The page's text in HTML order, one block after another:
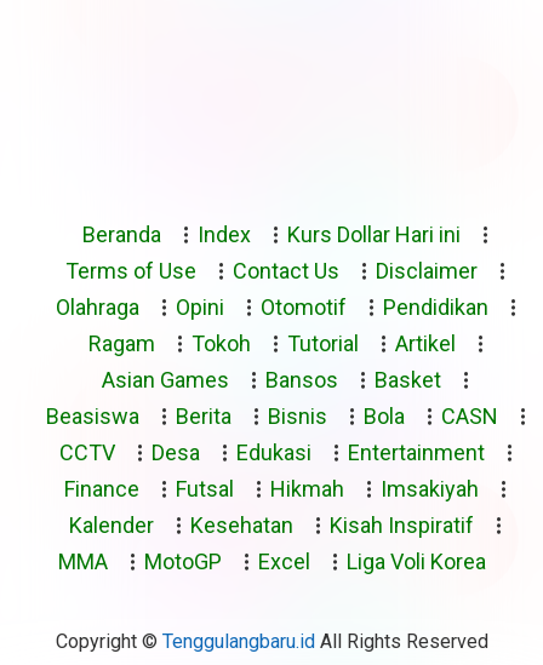
Beranda Index
Kurs Dollar Hari ini
Terms of Use
Contact Us
Disclaimer
Olahraga
Opini Otomotif
Pendidikan
Ragam
Tokoh Tutorial
Artikel
Asian Games
Bansos
Basket
Beasiswa
Berita Bisnis Bola
CASN
CCTV
Desa Edukasi
Entertainment
Finance
Futsal Hikmah
Imsakiyah
Kalender
Kesehatan
Kisah Inspiratif
MMA
MotoGP Excel Liga Voli Korea
Copyright © Tenggulangbaru.idAll Rights Reserved